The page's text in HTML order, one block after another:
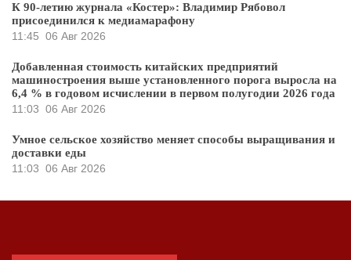
К 90-летию журнала «Костер»: Владимир Рябовол
присоединился к медиамарафону
11:45 06 Авг 2026
Добавленная стоимость китайских предприятий
машиностроения выше установленного порога выросла на
6,4 % в годовом исчислении в первом полугодии 2026 года
11:03 06 Авг 2026
Умное сельское хозяйство меняет способы выращивания и
доставки еды
11:03 06 Авг 2026